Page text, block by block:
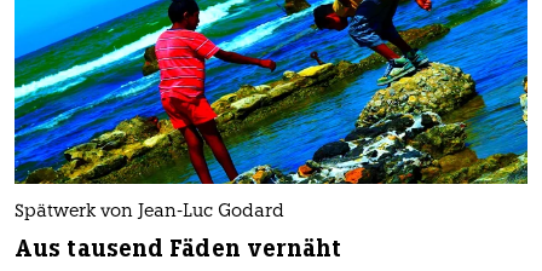
Spätwerk von Jean-Luc Godard
Aus tausend Fäden vernäht